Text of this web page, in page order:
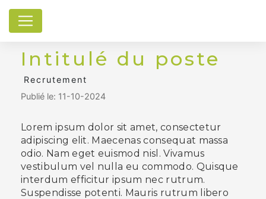
Intitulé du poste
Recrutement
Publié le: 11-10-2024
Lorem ipsum dolor sit amet, consectetur
adipiscing elit. Maecenas consequat massa
odio. Nam eget euismod nisl. Vivamus
vestibulum vel nulla eu commodo. Quisque
interdum efficitur ipsum nec rutrum.
Suspendisse potenti. Mauris rutrum libero
Panneau de gestion des cookies